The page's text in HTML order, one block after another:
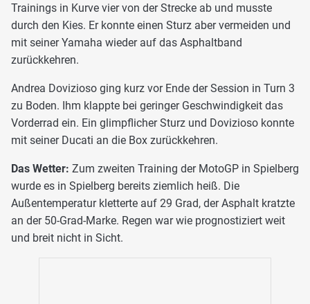
Trainings in Kurve vier von der Strecke ab und musste
durch den Kies. Er konnte einen Sturz aber vermeiden und
mit seiner Yamaha wieder auf das Asphaltband
zurückkehren.
Andrea Dovizioso ging kurz vor Ende der Session in Turn 3
zu Boden. Ihm klappte bei geringer Geschwindigkeit das
Vorderrad ein. Ein glimpflicher Sturz und Dovizioso konnte
mit seiner Ducati an die Box zurückkehren.
Das Wetter: Zum zweiten Training der MotoGP in Spielberg
wurde es in Spielberg bereits ziemlich heiß. Die
Außentemperatur kletterte auf 29 Grad, der Asphalt kratzte
an der 50-Grad-Marke. Regen war wie prognostiziert weit
und breit nicht in Sicht.